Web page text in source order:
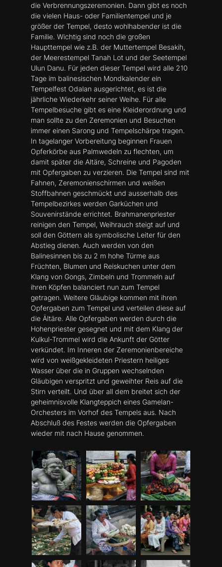
die Verbrennungszeremonien. Dann gibt es noch
die vielen Haus- oder Familientempel und je
größer der Tempel, desto wohlhabender ist die
Familie. Wichtig sind noch die großen
Haupttempel wie z.B. der Muttertempel Besakih,
der Meerestempel Tanah Lot und der Seetempel
Ulun Danu. Für jeden dieser Tempel wird alle 210
Tage im balinesischen Mondkalender ein
Tempelfest Odalan ausgerichtet, es ist die
jährliche Wiederkehr seiner Weihe. Für alle
Tempelbesuche gibt es eine Kleiderordnung und
man sollte zu den Zeremonien und Besuchen
immer einen Sarong und Tempelschärpe tragen.
In tagelanger Vorbereitung beginnen Frauen
Opferkörbe aus Palmwedeln zu flechten, um
damit später die Altäre, Schreine und Pagoden
mit Opfergaben zu verzieren. Die Tempel sind mit
Fahnen, Zeremonienschirmen und weißen
Stoffbahnen geschmückt und ausserhalb des
Tempelbezirkes werden Garküchen und
Souvenirstände errichtet. Brahmanenpriester
reinigen den Tempel, Weihrauch steigt auf und
soll den Göttern als symbolische Leiter für den
Abstieg dienen. Auch werden von den
Balinesinnen bis zu 2 m hohe Türme aus
Früchten, Blumen und Reiskuchen unter dem
Klang von Gongs, Zimbeln und Trommeln auf
ihren Köpfen balanciert nun zum Tempel
getragen. Weitere Gläubige kommen mit ihren
Opfergaben zum Tempel und verteilen diese auf
die Ältäre. Alle Opfergaben werden durch die
Hohenpriester gesegnet und mit dem Klang der
Kulkul-Trommel wird die Ankunft der Götter
verkündet. Im Inneren der Zeremonienbereiche
wird von weißgekleideten Priestern heiliges
Wasser über die in Gruppen wechselnden
Gläubigen verspritzt und geweihter Reis auf die
Stirn verteilt. Und über all dem breitet sich der
geheimnisvolle Klangteppich eines Gamelan-
Orchesters im Vorhof des Tempels aus. Nach
Abschluß des Festes werden die Opfergaben
wieder mit nach Hause genommen.